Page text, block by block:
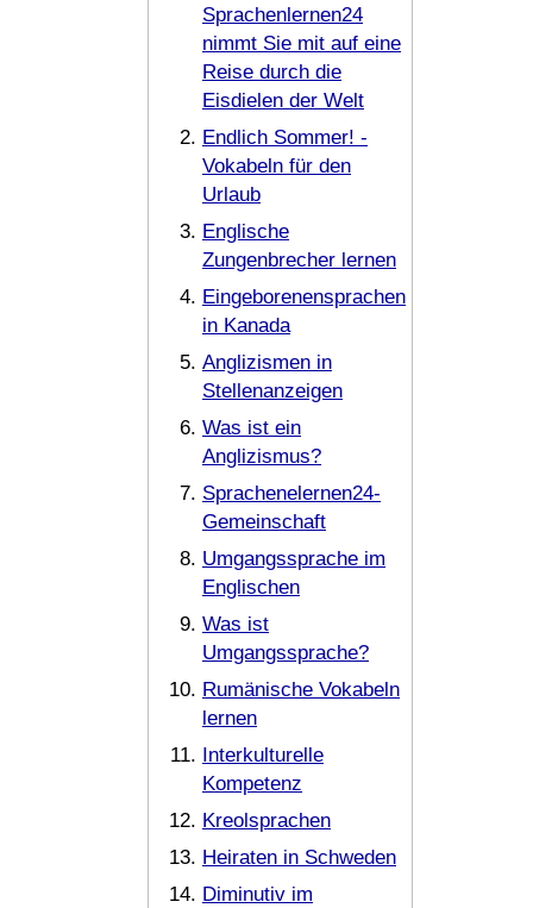
Sprachenlernen24
nimmt Sie mit auf eine
Reise durch die
Eisdielen der Welt
Endlich Sommer! -
Vokabeln für den
Urlaub
Englische
Zungenbrecher lernen
Eingeborenensprachen
in Kanada
Anglizismen in
Stellenanzeigen
Was ist ein
Anglizismus?
Sprachenelernen24-
Gemeinschaft
Umgangssprache im
Englischen
Was ist
Umgangssprache?
Rumänische Vokabeln
lernen
Interkulturelle
Kompetenz
Kreolsprachen
Heiraten in Schweden
Diminutiv im